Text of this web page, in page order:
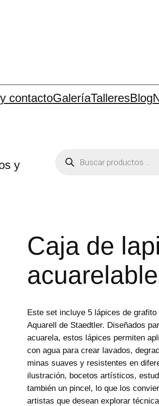
contactoGaleríaTalleresBlog
y
o
d
u
c
o
Caja de
Este set incluye 5 lápices de
Aquarell de Staedtler. Diseñados
acuarela, estos lápices permiten
con agua para crear lavados,
minas suaves y resistentes en
ilustración, bocetos artísticos,
también un pincel, lo que los
artistas que desean explorar